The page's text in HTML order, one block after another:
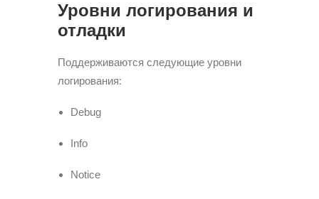
Уровни логирования и
отладки
Поддерживаются следующие уровни
логирования:
Debug
Info
Notice